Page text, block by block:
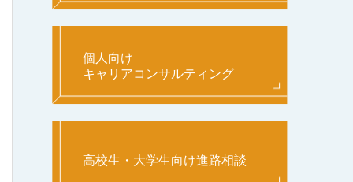
個人向け
キャリアコンサルティング
高校生・大学生向け進路相談